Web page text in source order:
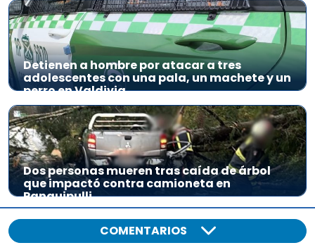
Detienen a hombre por atacar a tres
adolescentes con una pala, un machete y un
perro en Valdivia
Dos personas mueren tras caída de árbol
que impactó contra camioneta en
Panguipulli
COMENTARIOS